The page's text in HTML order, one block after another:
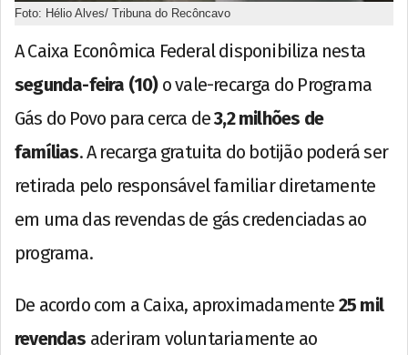
Foto: Hélio Alves/ Tribuna do Recôncavo
A Caixa Econômica Federal disponibiliza nesta
segunda-feira (10)o vale-recarga do Programa
Gás do Povo para cerca de3,2 milhões de
famílias. A recarga gratuita do botijão poderá ser
retirada pelo responsável familiar diretamente
em uma das revendas de gás credenciadas ao
programa.
De acordo com a Caixa, aproximadamente 25 mil
revendas aderiram voluntariamente ao